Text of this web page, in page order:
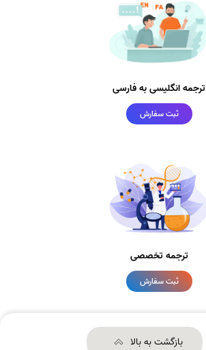
ترجمه انگلیسی به فارسی
ثبت سفارش
ترجمه تخصصی
ثبت سفارش
بازگشت به بالا